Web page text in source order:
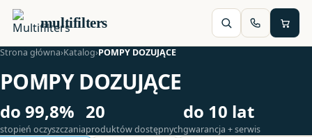
multifilters
Strona główna›Katalog›POMPY DOZUJĄCE
POMPY DOZUJĄCE
do 99,8%
stopień oczyszczania
20
produktów dostępnych
do 10 lat
gwarancja + serwis